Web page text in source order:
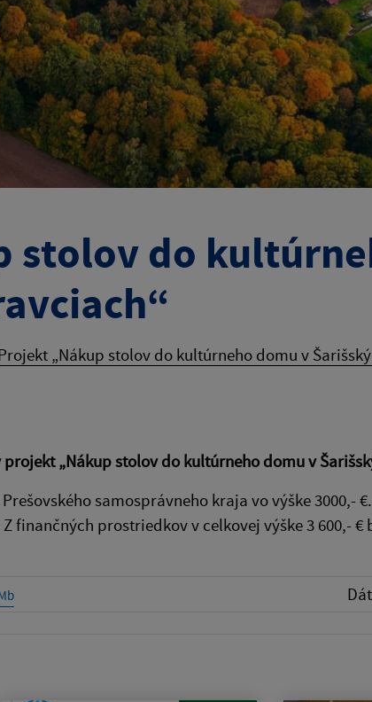
stolov do
„Nákup stolov do kultúrneho domu v
„Nákup stolov do kultúrneho domu v
samosprávneho kraja vo výške 3000,-
finančných prostriedkov v celkovej výške 3 600,- €